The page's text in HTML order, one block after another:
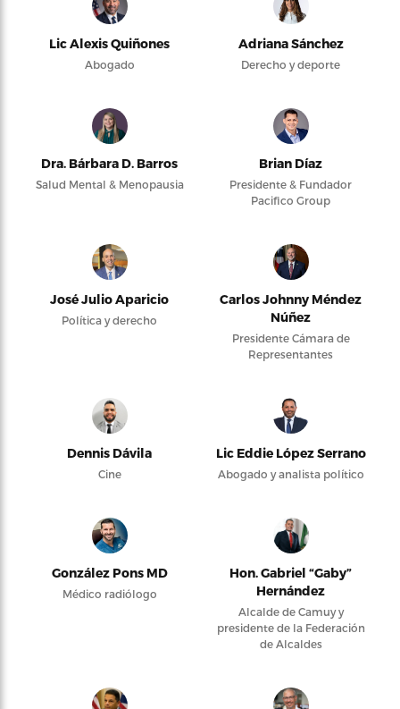
Lic Alexis Quiñones
Abogado
Adriana Sánchez
Derecho y deporte
Dra. Bárbara D. Barros
Salud Mental & Menopausia
Brian Díaz
Presidente & Fundador
Pacifico Group
José Julio Aparicio
Política y derecho
Carlos Johnny Méndez
Núñez
Presidente Cámara de
Representantes
Dennis Dávila
Cine
Lic Eddie López Serrano
Abogado y analista político
González Pons MD
Médico radiólogo
Hon. Gabriel “Gaby”
Hernández
Alcalde de Camuy y
presidente de la Federación
de Alcaldes